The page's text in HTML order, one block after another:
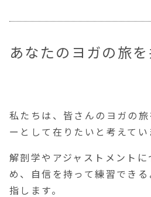
あなたのヨガの旅
私たちは、皆さんのヨガの
ーとして在りたいと考えてい
解剖学やアジャストメント
め、自信を持って練習でき
指します。